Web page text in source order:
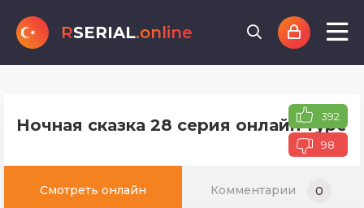
RSERIAL.online
Ночная сказка 28 серия онлайн 392
98
Смотреть онлайн Комментарии 0